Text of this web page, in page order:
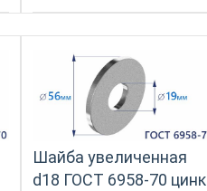
Шайба увеличенная
d18 ГОСТ 6958-70 цинк